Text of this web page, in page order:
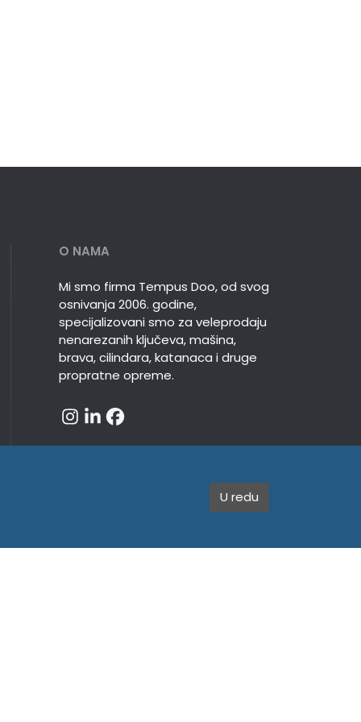
O NAMA
Mi smo firma Tempus Doo, od svog
osnivanja 2006. godine,
specijalizovani smo za veleprodaju
nenarezanih ključeva, mašina,
brava, cilindara, katanaca i druge
propratne opreme.
U redu